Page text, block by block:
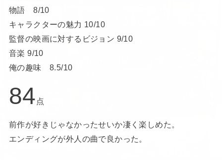
物語 8/10
キャラクターの魅力 10/10
監督の映画に対するビジョン 9/10
音楽 9/10
俺の趣味 8.5/10
84 点
前作が好きじゃなかったせいか凄く楽しめた。
エンディングが外人の曲で良かった。